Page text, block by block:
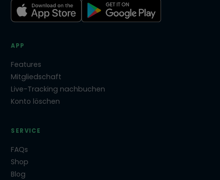
APP
Features
Mitgliedschaft
Live-Tracking nachbuchen
Konto löschen
SERVICE
FAQs
Shop
Blog